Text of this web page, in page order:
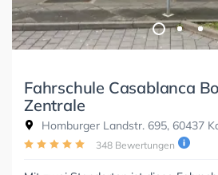
Fahrschule Casablanca
Zentrale
Homburger Landstr. 695, 60437
348 Bewertungen